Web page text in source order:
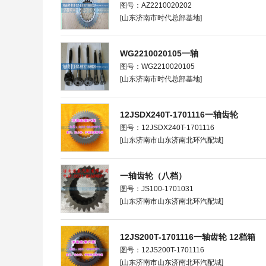
图号：AZ2210020202
[山东济南市时代总部基地]
WG2210020105一轴
图号：WG2210020105
[山东济南市时代总部基地]
12JSDX240T-1701116一轴齿轮
图号：12JSDX240T-1701116
[山东济南市山东济南北环汽配城]
一轴齿轮（八档）
图号：JS100-1701031
[山东济南市山东济南北环汽配城]
12JS200T-1701116一轴齿轮 12档箱
图号：12JS200T-1701116
[山东济南市山东济南北环汽配城]